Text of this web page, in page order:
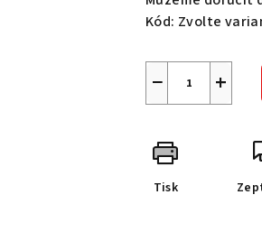
Kód: Zvolte
+
−
Tisk